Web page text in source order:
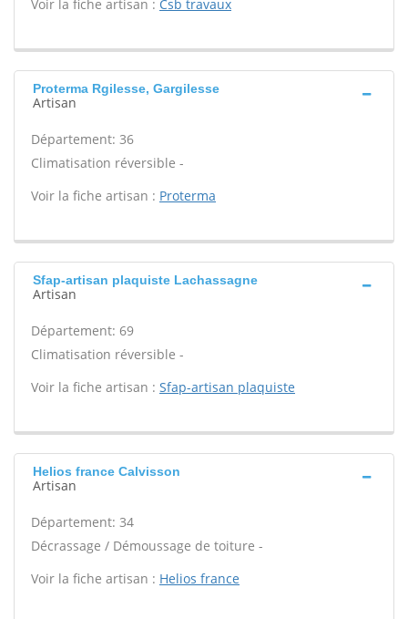
Voir la fiche artisan : Csb travaux
Proterma Rgilesse, Gargilesse
Artisan
Département: 36
Climatisation réversible -
Voir la fiche artisan : Proterma
Sfap-artisan plaquiste Lachassagne
Artisan
Département: 69
Climatisation réversible -
Voir la fiche artisan : Sfap-artisan plaquiste
Helios france Calvisson
Artisan
Département: 34
Décrassage / Démoussage de toiture -
Voir la fiche artisan : Helios france